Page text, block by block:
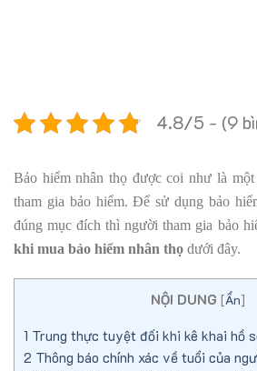
4.8/5 - (9
Bảo hiểm nhân thọ được coi như là
tham gia bảo hiểm. Để sử dụng bảo
đúng mục đích thì người tham gia bảo
khi mua bảo hiểm nhân thọ dưới đây.
NỘI DUNG [Ẩn]
1 Trung thực tuyệt đối khi kê khai hồ
2 Thông báo chính xác về tuổi của